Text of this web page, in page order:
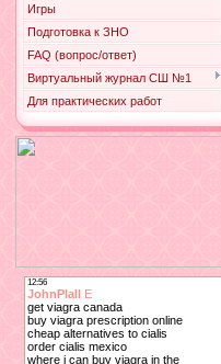
Игры
Подготовка к ЗНО
FAQ (вопрос/ответ)
Виртуальный журнал СШ №1
Для практических работ